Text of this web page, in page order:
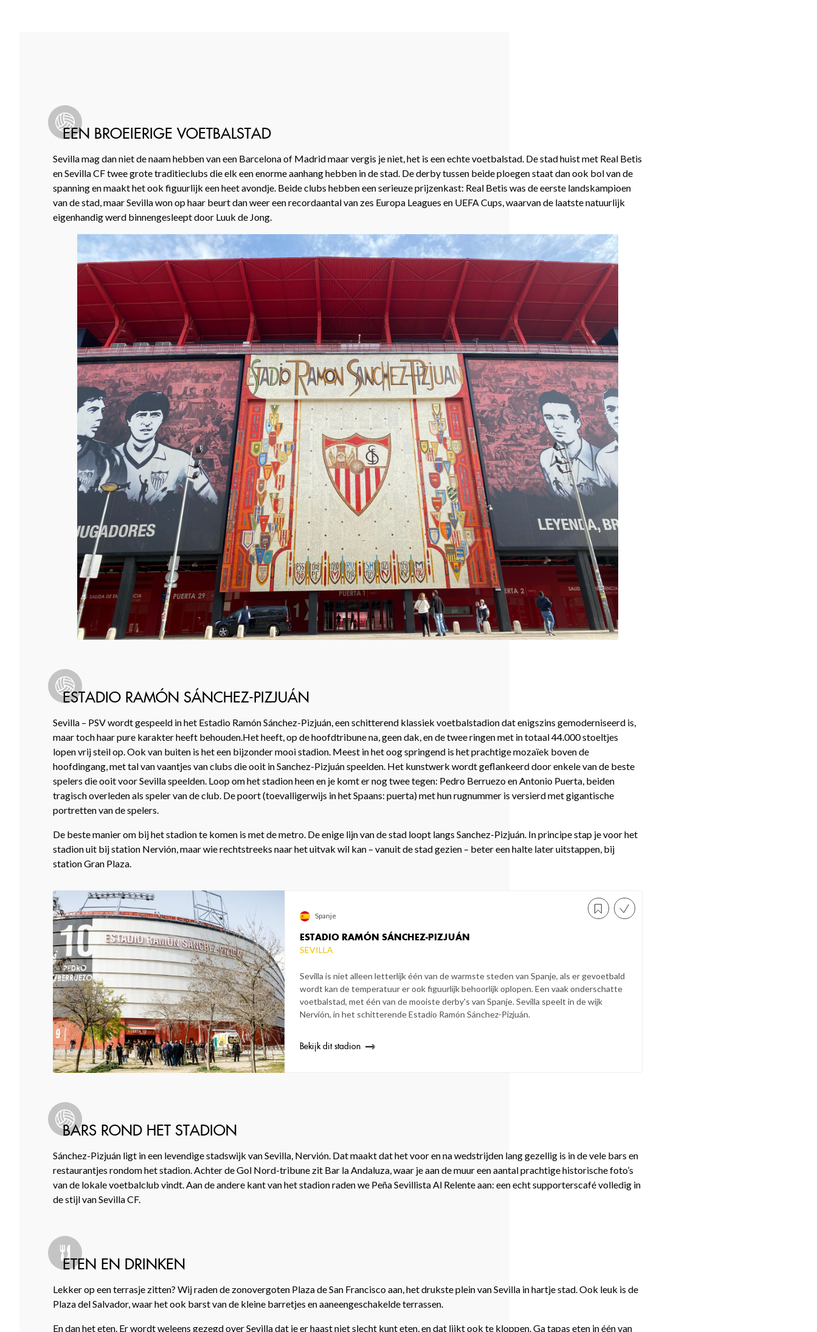
EEN BROEIERIGE VOETBALSTAD
Sevilla mag dan niet de naam hebben van een Barcelona of Madrid maar vergis je niet, het is een echte voetbalstad. De stad huist met Real Betis
en Sevilla CF twee grote traditieclubs die elk een enorme aanhang hebben in de stad. De derby tussen beide ploegen staat dan ook bol van de
spanning en maakt het ook figuurlijk een heet avondje. Beide clubs hebben een serieuze prijzenkast: Real Betis was de eerste landskampioen
van de stad, maar Sevilla won op haar beurt dan weer een recordaantal van zes Europa Leagues en UEFA Cups, waarvan de laatste natuurlijk
eigenhandig werd binnengesleept door Luuk de Jong.
ESTADIO RAMÓN SÁNCHEZ-PIZJUÁN
Sevilla – PSV wordt gespeeld in het Estadio Ramón Sánchez-Pizjuán, een schitterend klassiek voetbalstadion dat enigszins gemoderniseerd is,
maar toch haar pure karakter heeft behouden.Het heeft, op de hoofdtribune na, geen dak, en de twee ringen met in totaal 44.000 stoeltjes
lopen vrij steil op. Ook van buiten is het een bijzonder mooi stadion. Meest in het oog springend is het prachtige mozaïek boven de
hoofdingang, met tal van vaantjes van clubs die ooit in Sanchez-Pizjuán speelden. Het kunstwerk wordt geflankeerd door enkele van de beste
spelers die ooit voor Sevilla speelden. Loop om het stadion heen en je komt er nog twee tegen: Pedro Berruezo en Antonio Puerta, beiden
tragisch overleden als speler van de club. De poort (toevalligerwijs in het Spaans: puerta) met hun rugnummer is versierd met gigantische
portretten van de spelers.
De beste manier om bij het stadion te komen is met de metro. De enige lijn van de stad loopt langs Sanchez-Pizjuán. In principe stap je voor het
stadion uit bij station Nervión, maar wie rechtstreeks naar het uitvak wil kan – vanuit de stad gezien – beter een halte later uitstappen, bij
station Gran Plaza.
ESTADIO RAMÓN SÁNCHEZ-PIZJUÁN
SEVILLA
Sevilla is niet alleen letterlijk één van de warmste steden van Spanje, als er gevoetbald
wordt kan de temperatuur er ook figuurlijk behoorlijk oplopen. Een vaak onderschatte
voetbalstad, met één van de mooiste derby's van Spanje. Sevilla speelt in de wijk
Nervión, in het schitterende Estadio Ramón Sánchez-Pizjuán.
Spanje
Bekijk dit stadion
BARS ROND HET STADION
Sánchez-Pizjuán ligt in een levendige stadswijk van Sevilla, Nervión. Dat maakt dat het voor en na wedstrijden lang gezellig is in de vele bars en
restaurantjes rondom het stadion. Achter de Gol Nord-tribune zit Bar la Andaluza, waar je aan de muur een aantal prachtige historische foto’s
van de lokale voetbalclub vindt. Aan de andere kant van het stadion raden we Peña Sevillista Al Relente aan: een echt supporterscafé volledig in
de stijl van Sevilla CF.
ETEN EN DRINKEN
Lekker op een terrasje zitten? Wij raden de zonovergoten Plaza de San Francisco aan, het drukste plein van Sevilla in hartje stad. Ook leuk is de
Plaza del Salvador, waar het ook barst van de kleine barretjes en aaneengeschakelde terrassen.
En dan het eten. Er wordt weleens gezegd over Sevilla dat je er haast niet slecht kunt eten, en dat lijkt ook te kloppen. Ga tapas eten in één van